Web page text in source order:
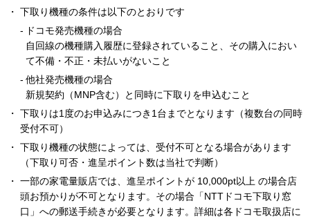
下取り機種の条件は以下のとおりです
ドコモ発売機種の場合
自回線の機種購入履歴に登録されていること、その購入におい
て不備・不正・未払いがないこと
他社発売機種の場合
新規契約（MNP含む）と同時に下取りを申込むこと
下取りは1度のお申込みにつき1台までとなります（複数台の同時
受付不可）
下取り機種の状態によっては、受付不可となる場合があります
（下取り可否・進呈ポイント数は当社で判断）
一部の家電量販店では、進呈ポイントが 10,000pt以上 の場合店
頭お預かりが不可となります。その場合「NTTドコモ下取り窓
口」への郵送手続きが必要となります。詳細は各ドコモ取扱店に